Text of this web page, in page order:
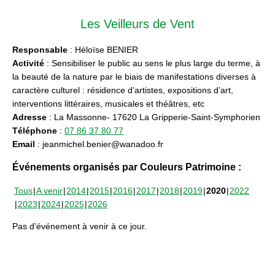
Les Veilleurs de Vent
Responsable : Héloïse BENIER
Activité : Sensibiliser le public au sens le plus large du terme, à
la beauté de la nature par le biais de manifestations diverses à
caractère culturel : résidence d’artistes, expositions d’art,
interventions littéraires, musicales et théâtres, etc
Adresse : La Massonne- 17620 La Gripperie-Saint-Symphorien
Téléphone : 07 86 37 80 77
Email : jeanmichel.benier@wanadoo.fr
Événements organisés par Couleurs Patrimoine :
Tous A venir 2014 2015 2016 2017 2018 2019 2020 2022
2023 2024 2025 2026
Pas d'événement à venir à ce jour.